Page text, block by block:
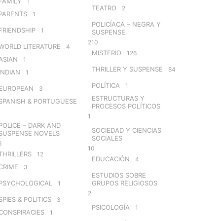
1
1
LITERATURE 4
1
1
3
& PORTUGUESE
– DARK AND
NOVELS
12
3
1
& POLITICS 3
1
TEATRO 2
POLICÍACA – NEGRA Y
SUSPENSE
210
MISTERIO 126
THRILLER Y SUSPENSE 84
POLÍTICA 1
ESTRUCTURAS Y
PROCESOS POLÍTICOS
1
SOCIEDAD Y CIENCIAS
SOCIALES
10
EDUCACIÓN 4
ESTUDIOS SOBRE
GRUPOS RELIGIOSOS
2
PSICOLOGÍA 1